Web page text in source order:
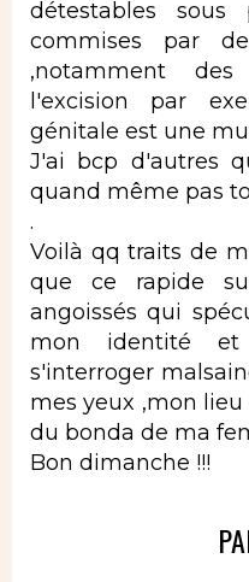
détestables sous
commises par
,notamment des
l'excision par
génitale est une
J'ai bcp d'autres
quand même pas
.
Voilà qq traits de
que ce rapide
angoissés qui
mon identité et
s'interroger
mes yeux ,mon
du bonda de ma
Bon dimanche !!!